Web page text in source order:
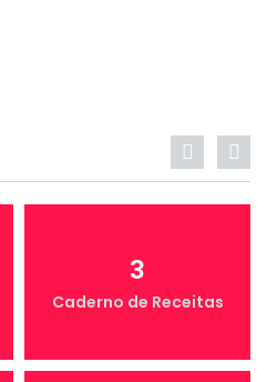
3
Caderno de Receitas